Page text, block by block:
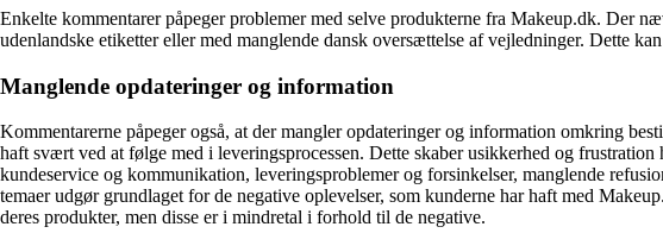
Enkelte kommentarer påpeger problemer med selve produkterne fra Makeup.dk. Der
udenlandske etiketter eller med manglende dansk oversættelse af vejledninger. Dette
Manglende opdateringer og information
Kommentarerne påpeger også, at der mangler opdateringer og information omkring
haft svært ved at følge med i leveringsprocessen. Dette skaber usikkerhed og
kundeservice og kommunikation, leveringsproblemer og forsinkelser, manglende
temaer udgør grundlaget for de negative oplevelser, som kunderne har haft med
deres produkter, men disse er i mindretal i forhold til de negative.